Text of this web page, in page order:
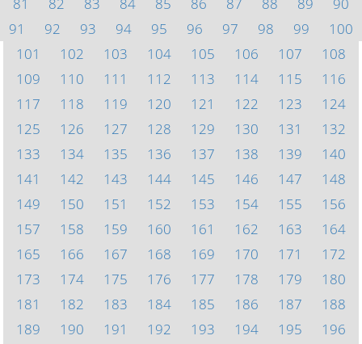
91
92 93 94 95 96 97 98 99
100
101
102 103 104 105 106 107
108
109
110 111 112 113 114 115
116
117
118 119 120 121 122 123
124
125
126 127 128 129 130 131
132
133
134 135 136 137 138 139
140
141
142 143 144 145 146 147
148
149
150 151 152 153 154 155
156
157
158 159 160 161 162 163
164
165
166 167 168 169 170 171
172
173
174 175 176 177 178 179
180
181
182 183 184 185 186 187
188
189
190 191 192 193 194 195
196